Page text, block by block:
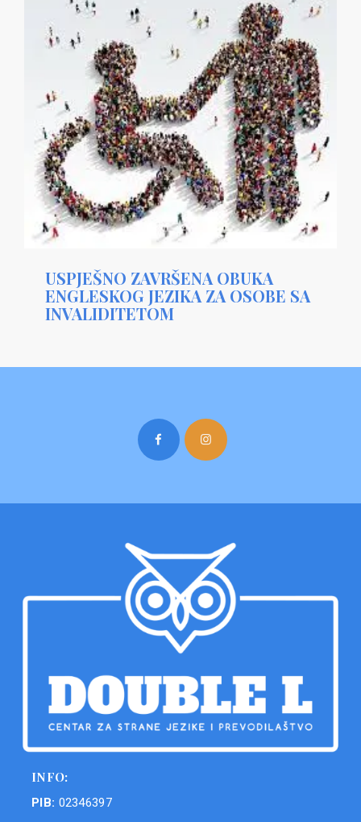
USPJEŠNO ZAVRŠENA OBUKA
ENGLESKOG JEZIKA ZA OSOBE SA
INVALIDITETOM
INFO:
PIB: 02346397